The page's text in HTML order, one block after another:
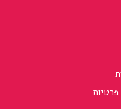
פרטיות